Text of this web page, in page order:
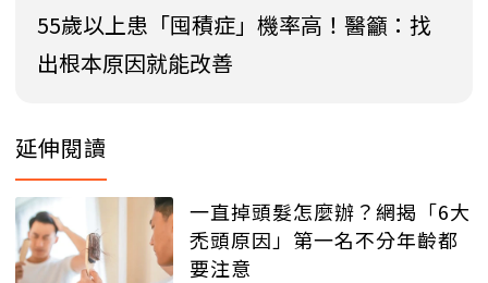
55歲以上患「囤積症」機率高！醫籲：找
出根本原因就能改善
延伸閱讀
一直掉頭髮怎麼辦？網揭「6大
禿頭原因」第一名不分年齡都
要注意